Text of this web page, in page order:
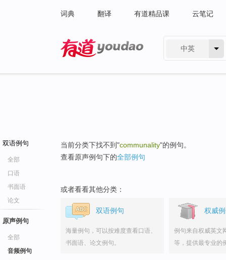
词典 翻译 有道精品课 云笔记
中英
双语例句
全部
口语
书面语
论文
原声例句
全部
音频例句
当前分类下找不到"communality"的例句。
查看原声例句下的全部例句
或者看看其他分类：
双语例句
海量例句，可以按难度查看口语、
书面语、论文例句。
权威
例句来自权威英文
等，提供最专业的